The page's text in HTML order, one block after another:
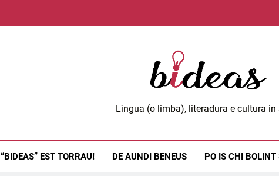
Bideas.orgLìngua (o limba), literadura e cultura in
“BIDEAS” EST TORRAU! DE AUNDI BENEUS PO IS CHI BOLINT